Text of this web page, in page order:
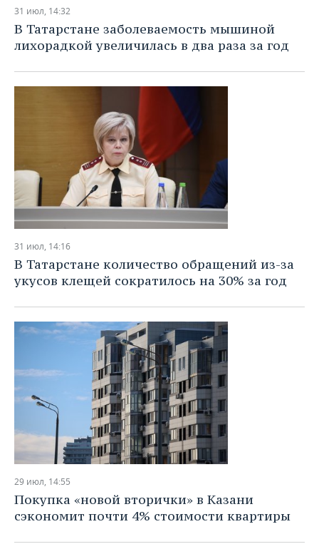
НЕФТЕХИМИЯ
НЕФТЬ
ОПК
РОЗНИЧНАЯ ТОРГОВЛЯ
НОВОСТИ ТЕХНОЛОГИЙ
ТЕЛЕКОММУНИКАЦИИ
МЕРОПРИЯТИЯ
БИЗНЕС-БРАНЧИ
ONLINE-КОНФЕРЕНЦИИ
ОТКРЫТАЯ ЛЕКЦИЯ
БАСКЕТБОЛ
ВОЛЕЙБОЛ
ФИГУРНОЕ КАТАНИЕ
ВОДНЫЕ ВИДЫ СПОРТА
ХОККЕЙ С МЯЧОМ
НОВОСТИ ОБЩЕСТВА
ИНФРАСТРУКТУРА
ИСТОРИЯ
МЕДИЦИНА
ОБРАЗОВАНИЕ
ПРОИСШЕСТВИЯ
ФОТОГАЛЕРЕЯ
СПРАВОЧНИК
СПИСОК ПЕРСОН
ПОЛНАЯ ВЕРСИЯ
31 июл, 14:32
В Татарстане заболеваемость мышиной
лихорадкой увеличилась в два раза за год
31 июл, 14:16
В Татарстане количество обращений из-за
укусов клещей сократилось на 30% за год
29 июл, 14:55
Покупка «новой вторички» в Казани
сэкономит почти 4% стоимости квартиры